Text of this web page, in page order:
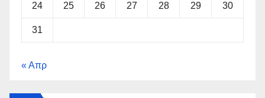
24 25 26 27 28 29 30
31
« Απρ